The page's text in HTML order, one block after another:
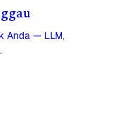
Anda — LLM,